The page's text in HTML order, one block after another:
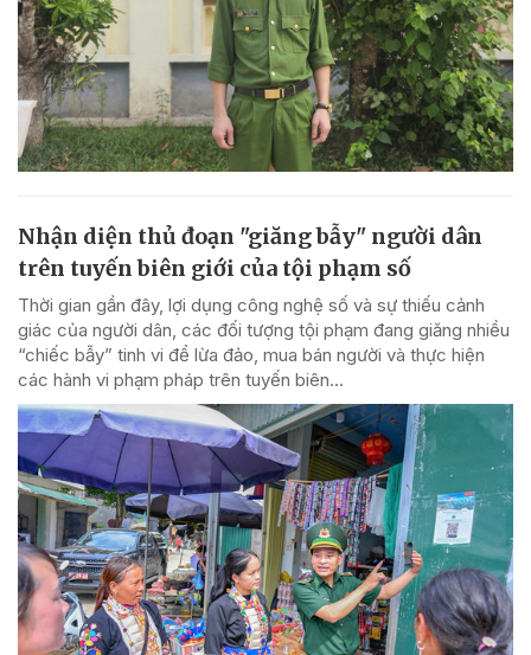
Nhận diện thủ đoạn "giăng bẫy" người dân
trên tuyến biên giới của tội phạm số
Thời gian gần đây, lợi dụng công nghệ số và sự thiếu cảnh
giác của người dân, các đối tượng tội phạm đang giăng nhiều
“chiếc bẫy” tinh vi để lừa đảo, mua bán người và thực hiện
các hành vi phạm pháp trên tuyến biên...